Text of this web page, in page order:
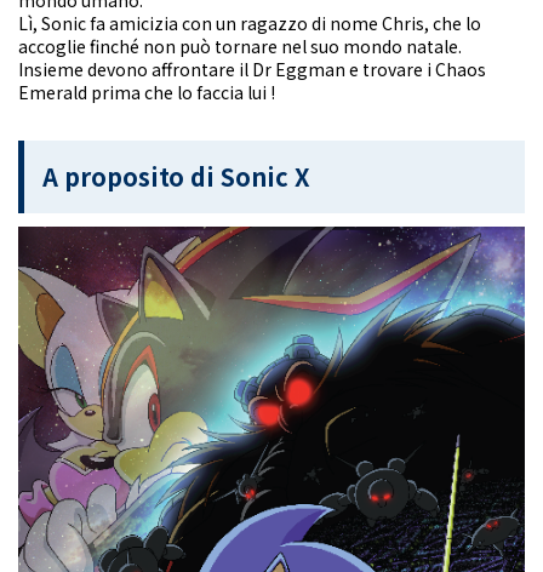
Lì, Sonic fa amicizia con un ragazzo di nome Chris, che lo
accoglie finché non può tornare nel suo mondo natale.
Insieme devono affrontare il Dr Eggman e trovare i Chaos
Emerald prima che lo faccia lui !
A proposito di Sonic X